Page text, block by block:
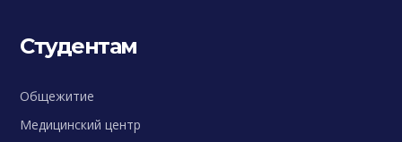
Студентам
Общежитие
Медицинский центр